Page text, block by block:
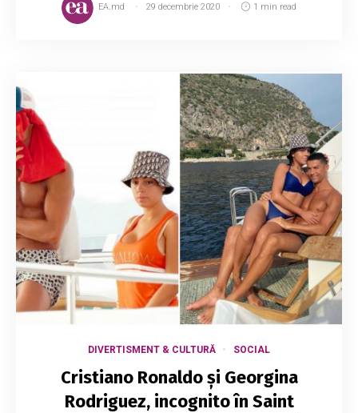
EA.md 29 decembrie 2020 1 min read
DIVERTISMENT & CULTURĂ SOCIAL
Cristiano Ronaldo și Georgina
Rodriguez, incognito în Saint